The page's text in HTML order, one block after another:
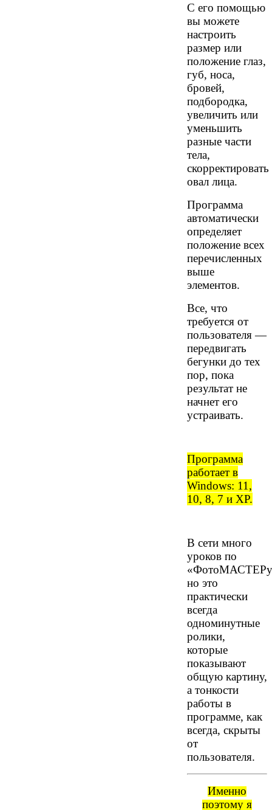
С его помощью
вы можете
настроить
размер или
положение глаз,
губ, носа,
бровей,
подбородка,
увеличить или
уменьшить
разные части
тела,
скорректировать
овал лица.
Программа
автоматически
определяет
положение всех
перечисленных
выше
элементов.
Все, что
требуется от
пользователя —
передвигать
бегунки до тех
пор, пока
результат не
начнет его
устраивать.
Программа
работает в
Windows: 11,
10, 8, 7 и XP.
В сети много
уроков по
но это
практически
всегда
одноминутные
ролики,
которые
показывают
общую картину,
а тонкости
работы в
программе, как
всегда, скрыты
от
пользователя.
Именно
поэтому я